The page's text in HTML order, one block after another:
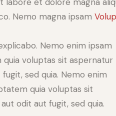
Nemo magna ipsam
Nemo enim ipsam
voluptas sit aspernatur
sed quia. Nemo enim
quia voluptas sit
odit aut fugit, sed quia.